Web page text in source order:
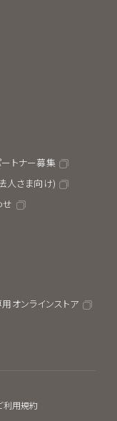
トナー募集
人さま向け)
せ
オンラインストア
利用規約